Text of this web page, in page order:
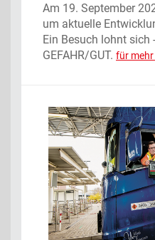
Am 19. September
um aktuelle
Ein Besuch lohnt
GEFAHR/GUT. für